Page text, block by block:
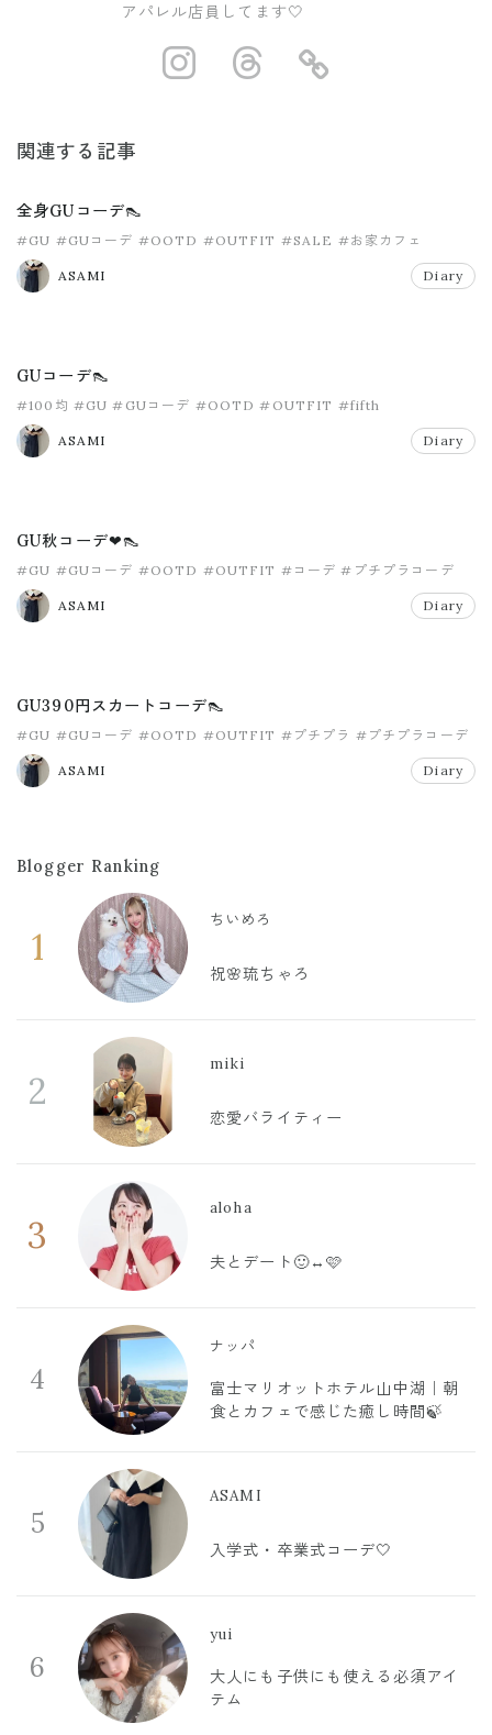
アパレル店員してます🤍
https://https://
関連する記事
全身GUコーデ👠
#GU #GUコーデ #OOTD #OUTFIT #SALE #お家カフェ
ASAMI Diary
GUコーデ👠
#100均 #GU #GUコーデ #OOTD #OUTFIT #fifth
ASAMI Diary
GU秋コーデ❤👠
#GU #GUコーデ #OOTD #OUTFIT #コーデ #プチプラコーデ
ASAMI Diary
GU390円スカートコーデ👠
#GU #GUコーデ #OOTD #OUTFIT #プチプラ #プチプラコーデ
ASAMI Diary
Blogger Ranking
1
ちいめろ
祝🌸琉ちゃろ
2
miki
恋愛バライティー
3
aloha
夫とデート🙂‍↔️🩷
4
ナッパ
富士マリオットホテル山中湖｜朝
食とカフェで感じた癒し時間🍃
5
ASAMI
入学式・卒業式コーデ🤍
6
yui
大人にも子供にも使える必須アイ
テム